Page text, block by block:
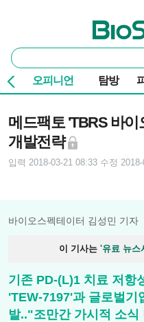
바이오스펙
통
합
검
색
오피니언 탐방
메드팩토 'TBRS 바이
개발전략
입력 2018-03-21 08:33 수정
바이오스펙테이터 김성민 기자
이 기사는 '유료 뉴스
기존 PD-(L)1 치료 저항
'TEW-7197'과 글로벌기
발.."조만간 가시적 소